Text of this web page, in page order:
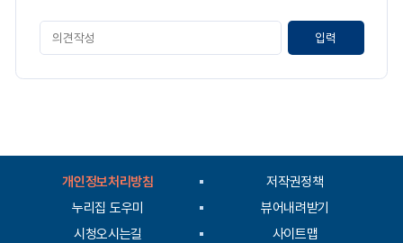
페
만
가
개인정보처리방침
저작권정책
누리집 도우미
뷰어내려받기
시청오시는길
사이트맵